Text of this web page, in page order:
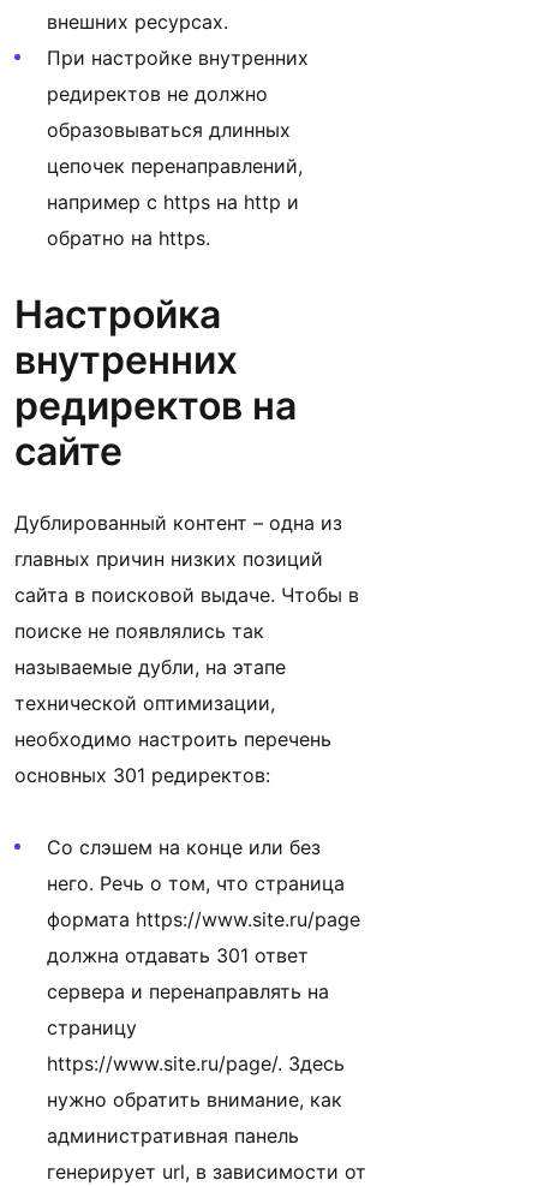
внешних ресурсах.
При настройке внутренних
редиректов не должно
образовываться длинных
цепочек перенаправлений,
например с https на http и
обратно на https.
Настройка
внутренних
редиректов на
сайте
Дублированный контент – одна из
главных причин низких позиций
сайта в поисковой выдаче. Чтобы в
поиске не появлялись так
называемые дубли, на этапе
технической оптимизации,
необходимо настроить перечень
основных 301 редиректов:
Со слэшем на конце или без
него. Речь о том, что страница
формата https://www.site.ru/page
должна отдавать 301 ответ
сервера и перенаправлять на
страницу
https://www.site.ru/page/. Здесь
нужно обратить внимание, как
административная панель
генерирует url, в зависимости от